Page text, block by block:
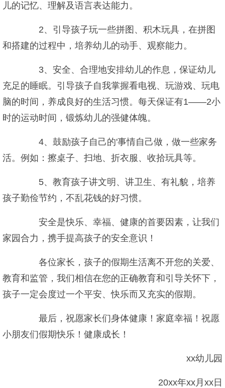
儿的记忆、理解及语言表达能力。
2、引导孩子玩一些拼图、积木玩具，在拼图
和搭建的过程中，培养幼儿的动手、观察能力。
3、安全、合理地安排幼儿的作息，保证幼儿
充足的睡眠。引导孩子自我掌握看电视、玩游戏、玩电
脑的时间，养成良好的生活习惯。每天保证有1——2小
时的运动时间，锻炼幼儿的强健体魄。
4、鼓励孩子自己的'事情自己做，做一些家务
活。例如：擦桌子、扫地、折衣服、收拾玩具等。
5、教育孩子讲文明、讲卫生、有礼貌，培养
孩子勤俭节约，不乱花钱的好习惯。
安全是快乐、幸福、健康的首要因素，让我们
家园合力，携手提高孩子的安全意识！
各位家长，孩子的假期生活离不开您的关爱、
教育和监管，我们相信在您的正确教育和引导关怀下，
孩子一定会度过一个平安、快乐而又充实的假期。
最后，祝愿家长们身体健康！家庭幸福！祝愿
小朋友们假期快乐！健康成长！
xx幼儿园
20xx年xx月xx日